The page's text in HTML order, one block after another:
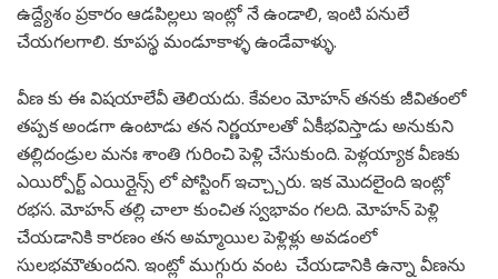
ఉద్ద్యేశం ప్రకారం ఆడపిల్లలు ఇంట్లో నే ఉండాలి, ఇంటి పనులే
చేయగలగాలి. కూపస్థ మండూకాళ్ళ ఉండేవాళ్ళు.
వీణ కు ఈ విషయాలేవీ తెలియదు. కేవలం మోహన్ తనకు జీవితంలో
తప్పక అండగా ఉంటాడు తన నిర్ణయాలతో ఏకీభవిస్తాడు అనుకుని
తల్లిదండ్రుల మనః శాంతి గురించి పెళ్లి చేసుకుంది. పెళ్లయ్యాక వీణకు
ఎయిర్పోర్ట్ ఎయిర్లైన్స్ లో పోస్టింగ్ ఇచ్చ్చారు. ఇక మొదలైంది ఇంట్లో
రభస. మోహన్ తల్లి చాలా కుంచిత స్వభావం గలది. మోహన్ పెళ్లి
చేయడానికి కారణం తన అమ్మాయిల పెళ్లిళ్లు అవడంలో
సులభమౌతుందని. ఇంట్లో ముగ్గురు వంట చేయడానికి ఉన్నా వీణను